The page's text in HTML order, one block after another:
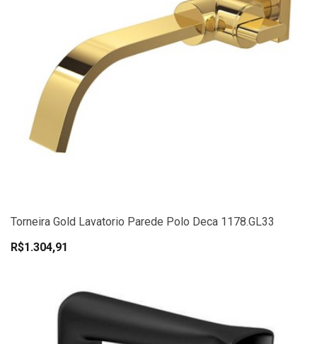
Torneira Gold Lavatorio Parede Polo Deca 1178.GL33
R$1.304,91